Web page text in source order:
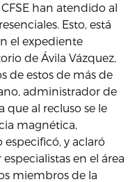
han atendido al
Esto, está
el expediente
de Ávila Vázquez,
de estos de más de
administrador de
que al recluso se le
magnética,
y aclaró
en el área
miembros de la